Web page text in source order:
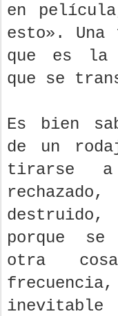
en
esto». Una
que es la
que se
Es bien
de un
tirarse
porque
otra
inevitable